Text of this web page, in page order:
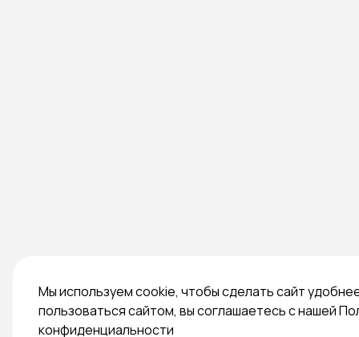
Мы используем cookie, чтобы сделать сайт
пользоваться сайтом, вы соглашаетесь с нашей
конфиденциальности